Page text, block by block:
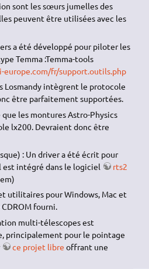
sont les sœurs jumelles des
peuvent être utilisées avec les
a été développé pour piloter les
Temma :Temma-tools
europe.com/fr/support.outils.php
Losmandy intègrent le protocole
être parfaitement supportées.
les montures Astro-Physics
lx200. Devraient donc être
: Un driver a été écrit pour
intégré dans le logiciel
rts2
utilitaires pour Windows, Mac et
fourni.
multi-télescopes est
principalement pour le pointage
ce projet libre offrant une